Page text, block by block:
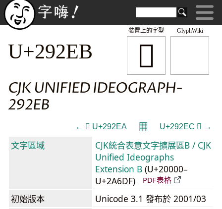
GlyphWiki
𩋫
裝置上的字型
U+292EB
CJK UNIFIED IDEOGRAPH-
292EB
← 𩋪 U+292EA 𝄜 U+292EC 𩋬 →
文字區域
CJK統合表意文字擴展區B / CJK
Unified Ideographs
Extension B (U+20000–
U+2A6DF)
PDF表格
初始版本
Unicode 3.1 發布於 2001/03